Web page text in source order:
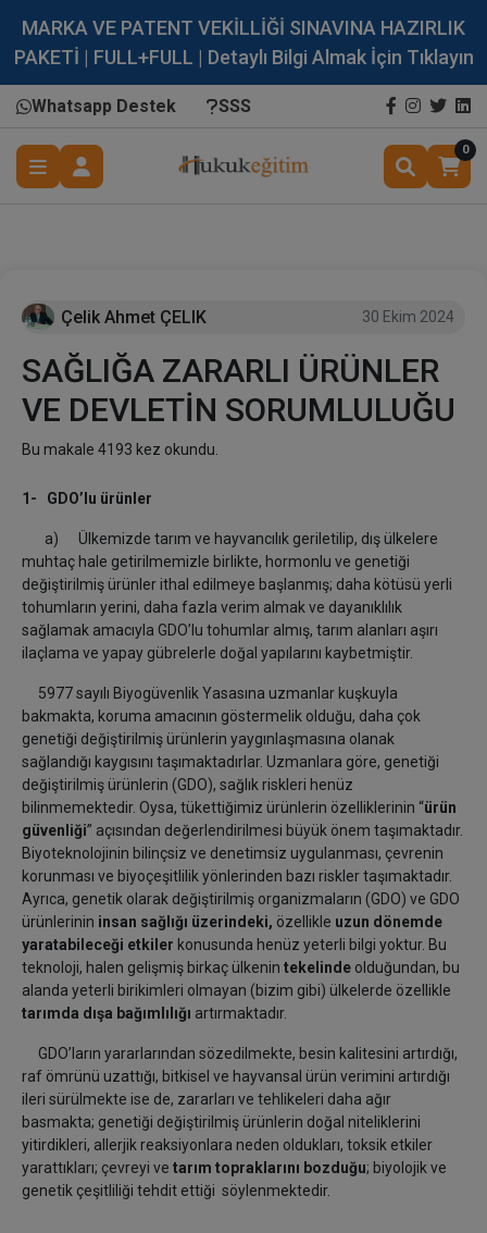
MARKA VE PATENT VEKİLLİĞİ SINAVINA HAZIRLIK
PAKETİ | FULL+FULL | Detaylı Bilgi Almak İçin Tıklayın
Whatsapp Destek SSS
0
Çelik Ahmet ÇELIK 30 Ekim 2024
SAĞLIĞA ZARARLI ÜRÜNLER
VE DEVLETİN SORUMLULUĞU
Bu makale 4193 kez okundu.
1- GDO’lu ürünler
a) Ülkemizde tarım ve hayvancılık geriletilip, dış ülkelere
muhtaç hale getirilmemizle birlikte, hormonlu ve genetiği
değiştirilmiş ürünler ithal edilmeye başlanmış; daha kötüsü yerli
tohumların yerini, daha fazla verim almak ve dayanıklılık
sağlamak amacıyla GDO’lu tohumlar almış, tarım alanları aşırı
ilaçlama ve yapay gübrelerle doğal yapılarını kaybetmiştir.
5977 sayılı Biyogüvenlik Yasasına uzmanlar kuşkuyla
bakmakta, koruma amacının göstermelik olduğu, daha çok
genetiği değiştirilmiş ürünlerin yaygınlaşmasına olanak
sağlandığı kaygısını taşımaktadırlar. Uzmanlara göre, genetiği
değiştirilmiş ürünlerin (GDO), sağlık riskleri henüz
bilinmemektedir. Oysa, tükettiğimiz ürünlerin özelliklerinin “ürün
güvenliği” açısından değerlendirilmesi büyük önem taşımaktadır.
Biyoteknolojinin bilinçsiz ve denetimsiz uygulanması, çevrenin
korunması ve biyoçeşitlilik yönlerinden bazı riskler taşımaktadır.
Ayrıca, genetik olarak değiştirilmiş organizmaların (GDO) ve GDO
ürünlerinin insan sağlığı üzerindeki, özellikle uzun dönemde
yaratabileceği etkiler konusunda henüz yeterli bilgi yoktur. Bu
teknoloji, halen gelişmiş birkaç ülkenin tekelinde olduğundan, bu
alanda yeterli birikimleri olmayan (bizim gibi) ülkelerde özellikle
tarımda dışa bağımlılığı artırmaktadır.
GDO’ların yararlarından sözedilmekte, besin kalitesini artırdığı,
raf ömrünü uzattığı, bitkisel ve hayvansal ürün verimini artırdığı
ileri sürülmekte ise de, zararları ve tehlikeleri daha ağır
basmakta; genetiği değiştirilmiş ürünlerin doğal niteliklerini
yitirdikleri, allerjik reaksiyonlara neden oldukları, toksik etkiler
yarattıkları; çevreyi ve tarım topraklarını bozduğu; biyolojik ve
genetik çeşitliliği tehdit ettiği söylenmektedir.